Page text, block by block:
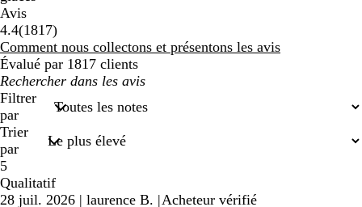
Avis
4.4(18171817
avis
)
Comment nous collectons et présentons les avis
Évalué par 1817 clients
Mes
recherches
saisies
Filtrer
par
Trier
par
5
Qualitatif
28 juil. 2026 | laurence B. |Acheteur vérifié